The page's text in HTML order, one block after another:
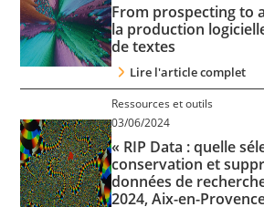
From prospecting to
la production
de textes
Lire l'article complet
Ressources et outils
03/06/2024
« RIP Data : quelle
conservation et
données de
2024, Aix-en-